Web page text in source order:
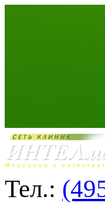
Тел.: